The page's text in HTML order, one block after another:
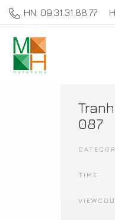
HN: 09.31.31.88.77
SẢN
087
TIME